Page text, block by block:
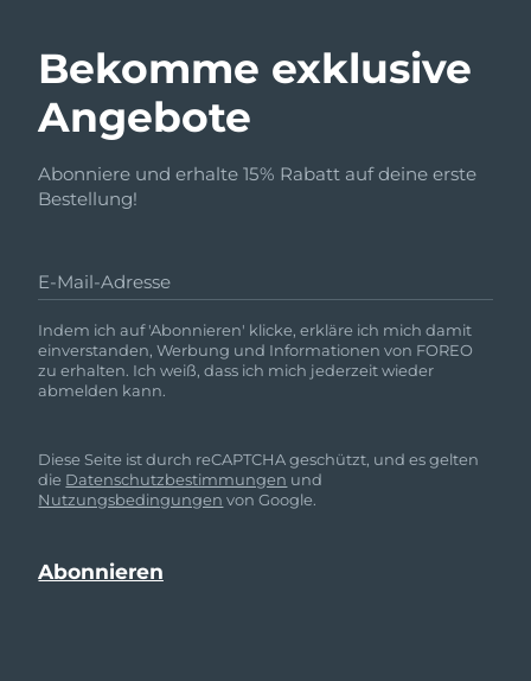
Bekomme exklusive
Angebote
Abonniere und erhalte 15% Rabatt auf deine erste
Bestellung!
E-Mail-Adresse
Indem ich auf 'Abonnieren' klicke, erkläre ich mich damit
einverstanden, Werbung und Informationen von FOREO
zu erhalten. Ich weiß, dass ich mich jederzeit wieder
abmelden kann.
Diese Seite ist durch reCAPTCHA geschützt, und es gelten
die Datenschutzbestimmungen und
Nutzungsbedingungen von Google.